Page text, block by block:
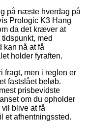
på næste hverdag på
Prologic K3 Hang
da det kræver at
med
kan nå at få
holder fyraften.
fragt, men i reglen er
fastslået beløb.
prisbevidste
om du opholder
blive at få
et afhentningssted.